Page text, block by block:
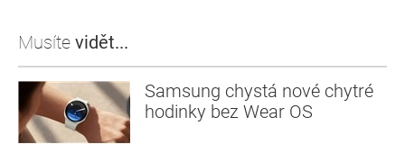
Musíte vidět...
Samsung chystá nové chytré
hodinky bez Wear OS